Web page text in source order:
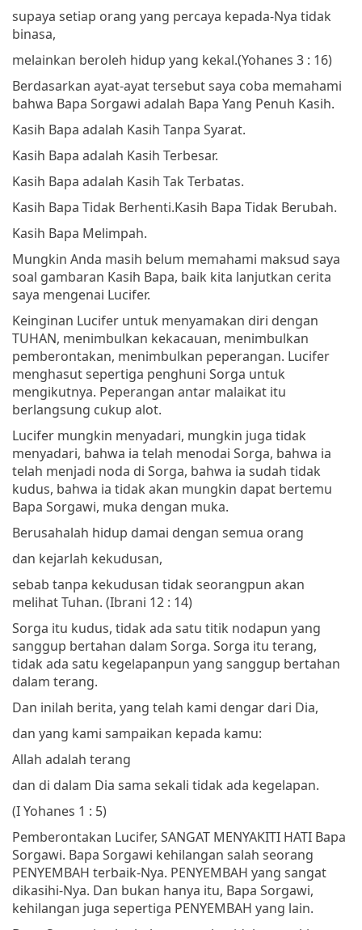
supaya setiap orang yang percaya kepada-Nya tidak
binasa,
melainkan beroleh hidup yang kekal.(Yohanes 3 : 16)
Berdasarkan ayat-ayat tersebut saya coba memahami
bahwa Bapa Sorgawi adalah Bapa Yang Penuh Kasih.
Kasih Bapa adalah Kasih Tanpa Syarat.
Kasih Bapa adalah Kasih Terbesar.
Kasih Bapa adalah Kasih Tak Terbatas.
Kasih Bapa Tidak Berhenti.Kasih Bapa Tidak Berubah.
Kasih Bapa Melimpah.
Mungkin Anda masih belum memahami maksud saya
soal gambaran Kasih Bapa, baik kita lanjutkan cerita
saya mengenai Lucifer.
Keinginan Lucifer untuk menyamakan diri dengan
TUHAN, menimbulkan kekacauan, menimbulkan
pemberontakan, menimbulkan peperangan. Lucifer
menghasut sepertiga penghuni Sorga untuk
mengikutnya. Peperangan antar malaikat itu
berlangsung cukup alot.
Lucifer mungkin menyadari, mungkin juga tidak
menyadari, bahwa ia telah menodai Sorga, bahwa ia
telah menjadi noda di Sorga, bahwa ia sudah tidak
kudus, bahwa ia tidak akan mungkin dapat bertemu
Bapa Sorgawi, muka dengan muka.
Berusahalah hidup damai dengan semua orang
dan kejarlah kekudusan,
sebab tanpa kekudusan tidak seorangpun akan
melihat Tuhan. (Ibrani 12 : 14)
Sorga itu kudus, tidak ada satu titik nodapun yang
sanggup bertahan dalam Sorga. Sorga itu terang,
tidak ada satu kegelapanpun yang sanggup bertahan
dalam terang.
Dan inilah berita, yang telah kami dengar dari Dia,
dan yang kami sampaikan kepada kamu:
Allah adalah terang
dan di dalam Dia sama sekali tidak ada kegelapan.
(I Yohanes 1 : 5)
Pemberontakan Lucifer, SANGAT MENYAKITI HATI Bapa
Sorgawi. Bapa Sorgawi kehilangan salah seorang
PENYEMBAH terbaik-Nya. PENYEMBAH yang sangat
dikasihi-Nya. Dan bukan hanya itu, Bapa Sorgawi,
kehilangan juga sepertiga PENYEMBAH yang lain.